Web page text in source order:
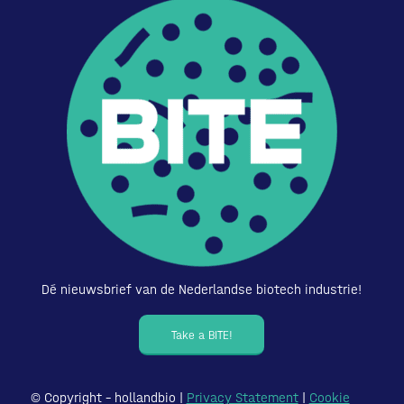
Dé nieuwsbrief van de Nederlandse biotech industrie!
Take a BITE!
© Copyright – hollandbio | Privacy Statement| Cookie